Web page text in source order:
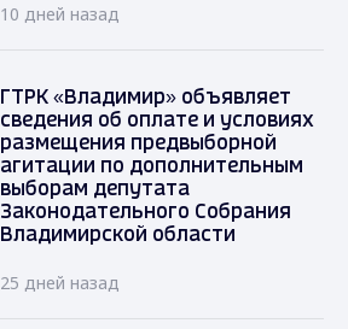
10 дней назад
ГТРК «Владимир» объявляет
сведения об оплате и условиях
размещения предвыборной
агитации по дополнительным
выборам депутата
Законодательного Собрания
Владимирской области
25 дней назад